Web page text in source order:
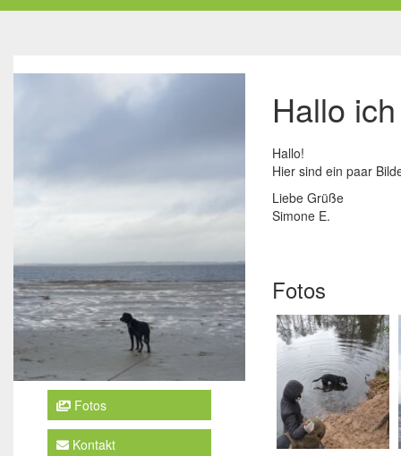
Fotos
Kontakt
Hallo
Hallo!
Hier sind ein paar
Liebe Grüße
Simone E.
Fotos